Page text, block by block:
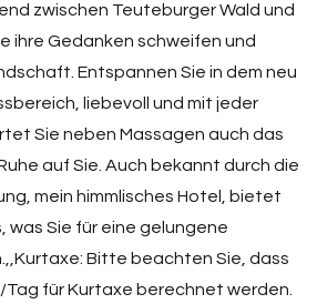
zwischen Teuteburger Wald und
ihre Gedanken schweifen und
Entspannen Sie in dem neu
liebevoll und mit jeder
Sie neben Massagen auch das
auf Sie. Auch bekannt durch die
mein himmlisches Hotel, bietet
was Sie für eine gelungene
Bitte beachten Sie, dass
Tag für Kurtaxe berechnet werden.